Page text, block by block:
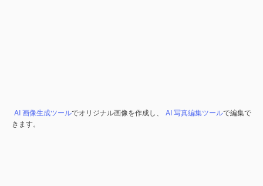
AI 画像生成ツールでオリジナル画像を作成し、 AI 写真編集ツールで編集で
きます。